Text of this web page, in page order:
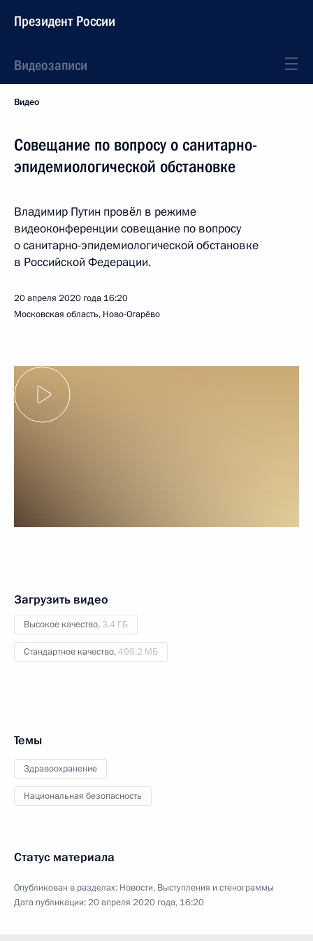
Президент России
Видеозаписи
Видео
Совещание по вопросу о санитарно-
эпидемиологической обстановке
Владимир Путин провёл в режиме
видеоконференции совещание по вопросу
о санитарно-эпидемиологической обстановке
в Российской Федерации.
20 апреля 2020 года 16:20
Московская область, Ново-Огарёво
Загрузить видео
Высокое качество, 3.4 ГБ
Стандартное качество,499.2 МБ
Темы
Здравоохранение
Национальная безопасность
Статус материала
Опубликован в разделах: Новости, Выступления и стенограммы
Дата публикации:20 апреля 2020 года, 16:20